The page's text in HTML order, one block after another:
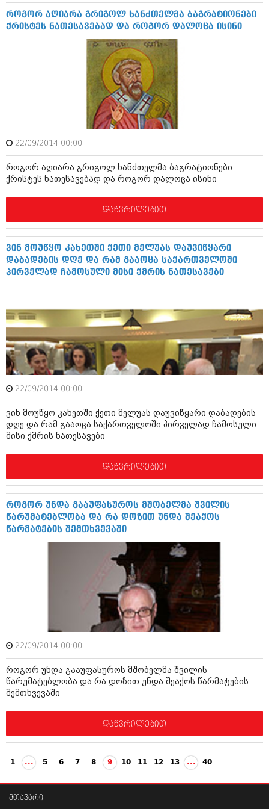
აპრილი 2012 (294)
მარტი 2012 (259)
იანვარი 2012 (322)
ნოემბერი 2011 (471)
ოქტომბერი 2011 (754)
სექტემბერი 2011 (407)
აგვისტო 2011 (249)
ივლისი 2011 (400)
ივნისი 2011 (438)
მაისი 2011 (415)
აპრილი 2011 (294)
მარტი 2011 (654)
თებერვალი 2011 (329)
იანვარი 2011 (647)
ნოემბერი 2010 (422)
ოქტომბერი 2010 (341)
სექტემბერი 2010 (449)
აგვისტო 2010 (461)
ივლისი 2010 (556)
ივნისი 2010 (685)
მარტი 2010 (454)
თებერვალი 2010 (421)
იანვარი 2010 (422)
დეკემბერი 2009 (510)
ნოემბერი 2009 (308)
ოქტომბერი 2009 (382)
ივლისი 2009 (118)
თებერვალი 0216 (1)
დეკემბერი 0215 (1)
ოქტომბერი 0215 (1)
აგვისტო 0215 (2)
აგვისტო 0212 (1)
ივნისი 0212 (2)
ნოემბერი 0201 (1)
როგორ აღიარა გრიგოლ ხანძთელმა ბაგრატიონები
ქრისტეს ნათესავებად და როგორ დალოცა ისინი
22/09/2014 00:00
როგორ აღიარა გრიგოლ ხანძთელმა ბაგრატიონები
ქრისტეს ნათესავებად და როგორ დალოცა ისინი
დაწვრილებით
ვინ მოუწყო კახეთში ქეთი მელუას დაუვიწყარი
დაბადების დღე და რამ გააოცა საქართველოში
პირველად ჩამოსული მისი ქმრის ნათესავები
22/09/2014 00:00
ვინ მოუწყო კახეთში ქეთი მელუას დაუვიწყარი დაბადების
დღე და რამ გააოცა საქართველოში პირველად ჩამოსული
მისი ქმრის ნათესავები
დაწვრილებით
როგორ უნდა გააუფასუროს მშობელმა შვილის
წარუმატებლობა და რა დოზით უნდა შეაქოს
წარმატების შემთხვევაში
22/09/2014 00:00
როგორ უნდა გააუფასუროს მშობელმა შვილის
წარუმატებლობა და რა დოზით უნდა შეაქოს წარმატების
შემთხვევაში
დაწვრილებით
1 ... 5 6 7 8 9 10 11 12 13 ... 40
მთავარი